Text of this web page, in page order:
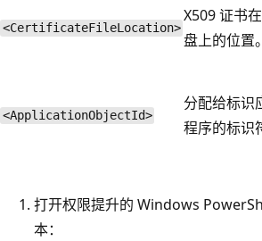
<CertificateFileLocation>
X509 证书
盘上的位置。
<ApplicationObjectId>
分配给标识
程序的标识
打开权限提升的 Windows
本：